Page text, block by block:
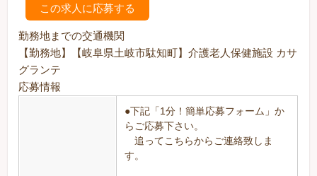
この求人に応募する
勤務地までの交通機関
【勤務地】【岐阜県土岐市駄知町】介護老人保健施設 カサ
グランテ
応募情報
●下記「1分！簡単応募フォーム」か
らご応募下さい。
追ってこちらからご連絡致しま
す。